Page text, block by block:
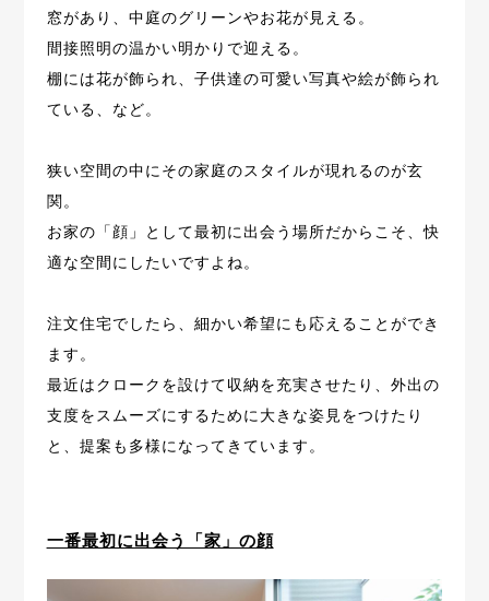
窓があり、中庭のグリーンやお花が見える。
間接照明の温かい明かりで迎える。
棚には花が飾られ、子供達の可愛い写真や絵が飾られ
ている、など。
狭い空間の中にその家庭のスタイルが現れるのが玄
関。
お家の「顔」として最初に出会う場所だからこそ、快
適な空間にしたいですよね。
注文住宅でしたら、細かい希望にも応えることができ
ます。
最近はクロークを設けて収納を充実させたり、 外出の
支度をスムーズにするために大きな姿見をつけたり
と、 提案も多様になってきています。
一番最初に出会う「家」の顔